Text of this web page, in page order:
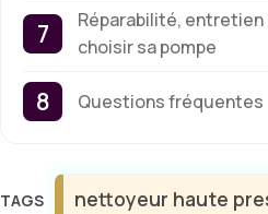
Réparabilité,
choisir sa pompe
Questions fréquentes
Étiquettes
nettoyeur haute